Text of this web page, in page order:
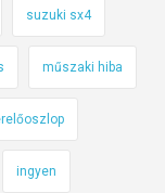
suzuki sx4
műszaki hiba
ingyen